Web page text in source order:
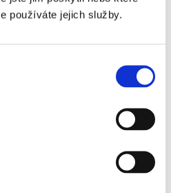
používáte jejich služby.
IKEA